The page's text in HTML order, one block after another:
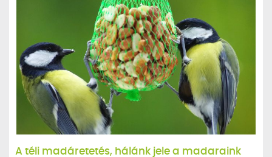
A téli madáretetés, hálánk jele a madaraink